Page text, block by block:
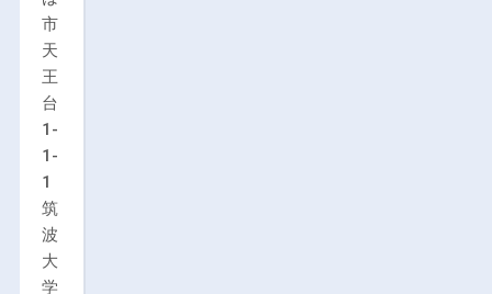
市
天
王
台
1-
1-
1
筑
波
大
学